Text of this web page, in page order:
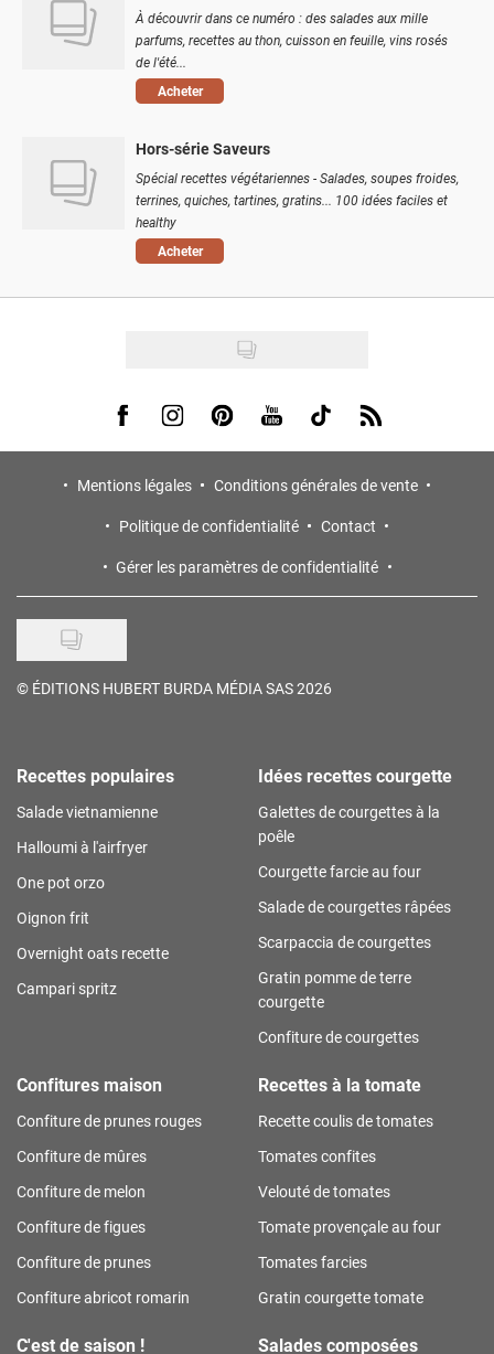
À découvrir dans ce numéro : des salades aux mille
parfums, recettes au thon, cuisson en feuille, vins rosés
de l'été...
Acheter
Hors-série Saveurs
Spécial recettes végétariennes - Salades, soupes froides,
terrines, quiches, tartines, gratins... 100 idées faciles et
healthy
Acheter
Visit us on Facebook
Visit us on Instagram
Visit us on Pinterest
Visit us on Youtube
Visit us on Tiktok
Visit us on Rss
Mentions légales
Conditions générales de vente
Politique de confidentialité
Contact
Gérer les paramètres de confidentialité
© ÉDITIONS HUBERT BURDA MÉDIA SAS 2026
Recettes populaires
Salade vietnamienne
Halloumi à l'airfryer
One pot orzo
Oignon frit
Overnight oats recette
Campari spritz
Idées recettes courgette
Galettes de courgettes à la
poêle
Courgette farcie au four
Salade de courgettes râpées
Scarpaccia de courgettes
Gratin pomme de terre
courgette
Confiture de courgettes
Confitures maison
Confiture de prunes rouges
Confiture de mûres
Confiture de melon
Confiture de figues
Confiture de prunes
Confiture abricot romarin
Recettes à la tomate
Recette coulis de tomates
Tomates confites
Velouté de tomates
Tomate provençale au four
Tomates farcies
Gratin courgette tomate
C'est de saison ! Salades composées